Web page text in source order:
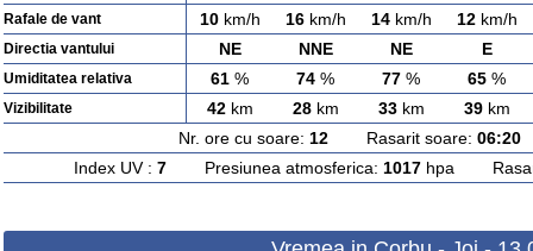
Rafale de vant 10km/h 16km/h 14km/h 12km/h
Directia vantului NE NNE NE E
Umiditatea relativa 61 % 74 % 77 % 65 %
Vizibilitate 42km 28km 33km 39km
Nr. ore cu soare: 12Rasarit soare: 06:20
Index UV : 7Presiunea atmosferica: 1017hpa